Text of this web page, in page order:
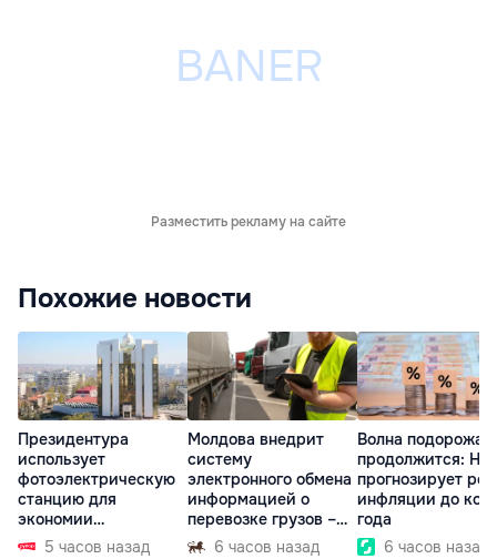
Разместить рекламу на сайте
Похожие новости
Президентура
использует
фотоэлектрическую
станцию для
экономии
электроэнергии
5 часов назад
Молдова внедрит
систему
электронного обмена
информацией о
перевозке грузов –
eFTI6 часов назад
Волна
продолжится:
прогнозирует
инфляции до
года
6 часов назад